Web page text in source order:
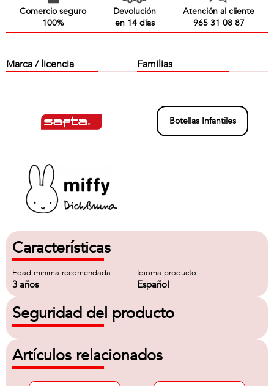
Comercio seguro
100%
Devolución
en 14 días
Atención al cliente
965 31 08 87
Marca / licencia Familias
Botellas Infantiles
Características
Edad minima recomendada
3 años
Idioma producto
Español
Seguridad del producto
Artículos relacionados